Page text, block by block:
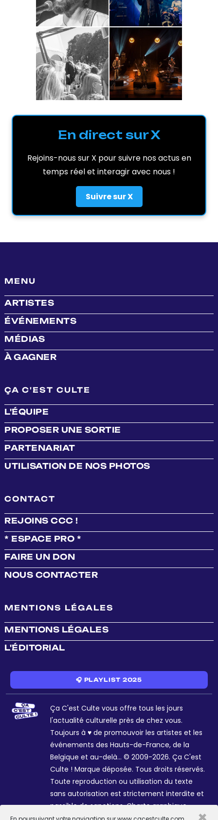
En direct sur X
Rejoins-nous sur X pour suivre nos actus en
temps réel et interagir avec nous !
Suivre sur X
MENU
ARTISTES
ÉVÉNEMENTS
MÉDIAS
À GAGNER
ÇA C'EST CULTE
L'ÉQUIPE
PROPOSER UNE SORTIE
PARTENARIAT
UTILISATION DE NOS PHOTOS
CONTACT
REJOINS CCC !
* ESPACE PRO *
FAIRE UN DON
NOUS CONTACTER
MENTIONS LÉGALES
MENTIONS LÉGALES
L'ÉDITORIAL
🎧 PLAYLIST 2025
Ça C'est Culte vous offre tous les jours
l'actualité culturelle près de chez vous.
Toujours à ♥ de promouvoir les artistes et les
événements des Hauts-de-France, de la
Belgique et au-delà... © 2009-2026. Ça C'est
Culte ! Marque déposée. Tous droits réservés.
Toute reproduction ou utilisation du texte
sans autorisation est strictement interdite et
passible de sanctions. Charte graphique
Sophie R. et Céline Galant.